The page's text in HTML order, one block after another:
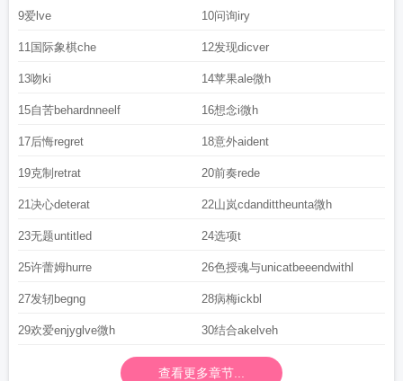
9爱lve 10问询iry
11国际象棋che 12发现dicver
13吻ki 14苹果ale微h
15自苦behardnneelf 16想念i微h
17后悔regret 18意外aident
19克制retrat 20前奏rede
21决心deterat 22山岚cdandittheunta微h
23无题untitled 24选项t
25许蕾姆hurre 26色授魂与unicatbeeendwithl
27发轫begng 28病梅ickbl
29欢爱enjyglve微h 30结合akelveh
查看更多章节...